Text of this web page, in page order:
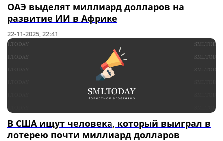
ОАЭ выделят миллиард долларов на
развитие ИИ в Африке
22-11-2025, 22:41
В США ищут человека, который выиграл в
лотерею почти миллиард долларов